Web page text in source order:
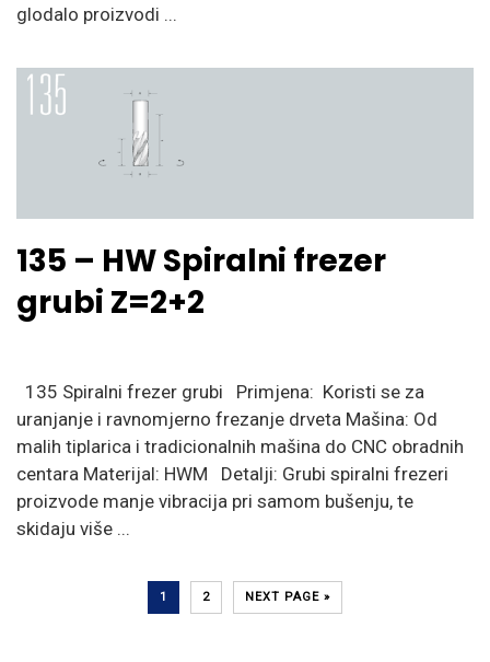
glodalo proizvodi ...
135 – HW Spiralni frezer
grubi Z=2+2
135 Spiralni frezer grubi Primjena: Koristi se za
uranjanje i ravnomjerno frezanje drveta Mašina: Od
malih tiplarica i tradicionalnih mašina do CNC obradnih
centara Materijal: HWM Detalji: Grubi spiralni frezeri
proizvode manje vibracija pri samom bušenju, te
skidaju više ...
1 2 NEXT PAGE »